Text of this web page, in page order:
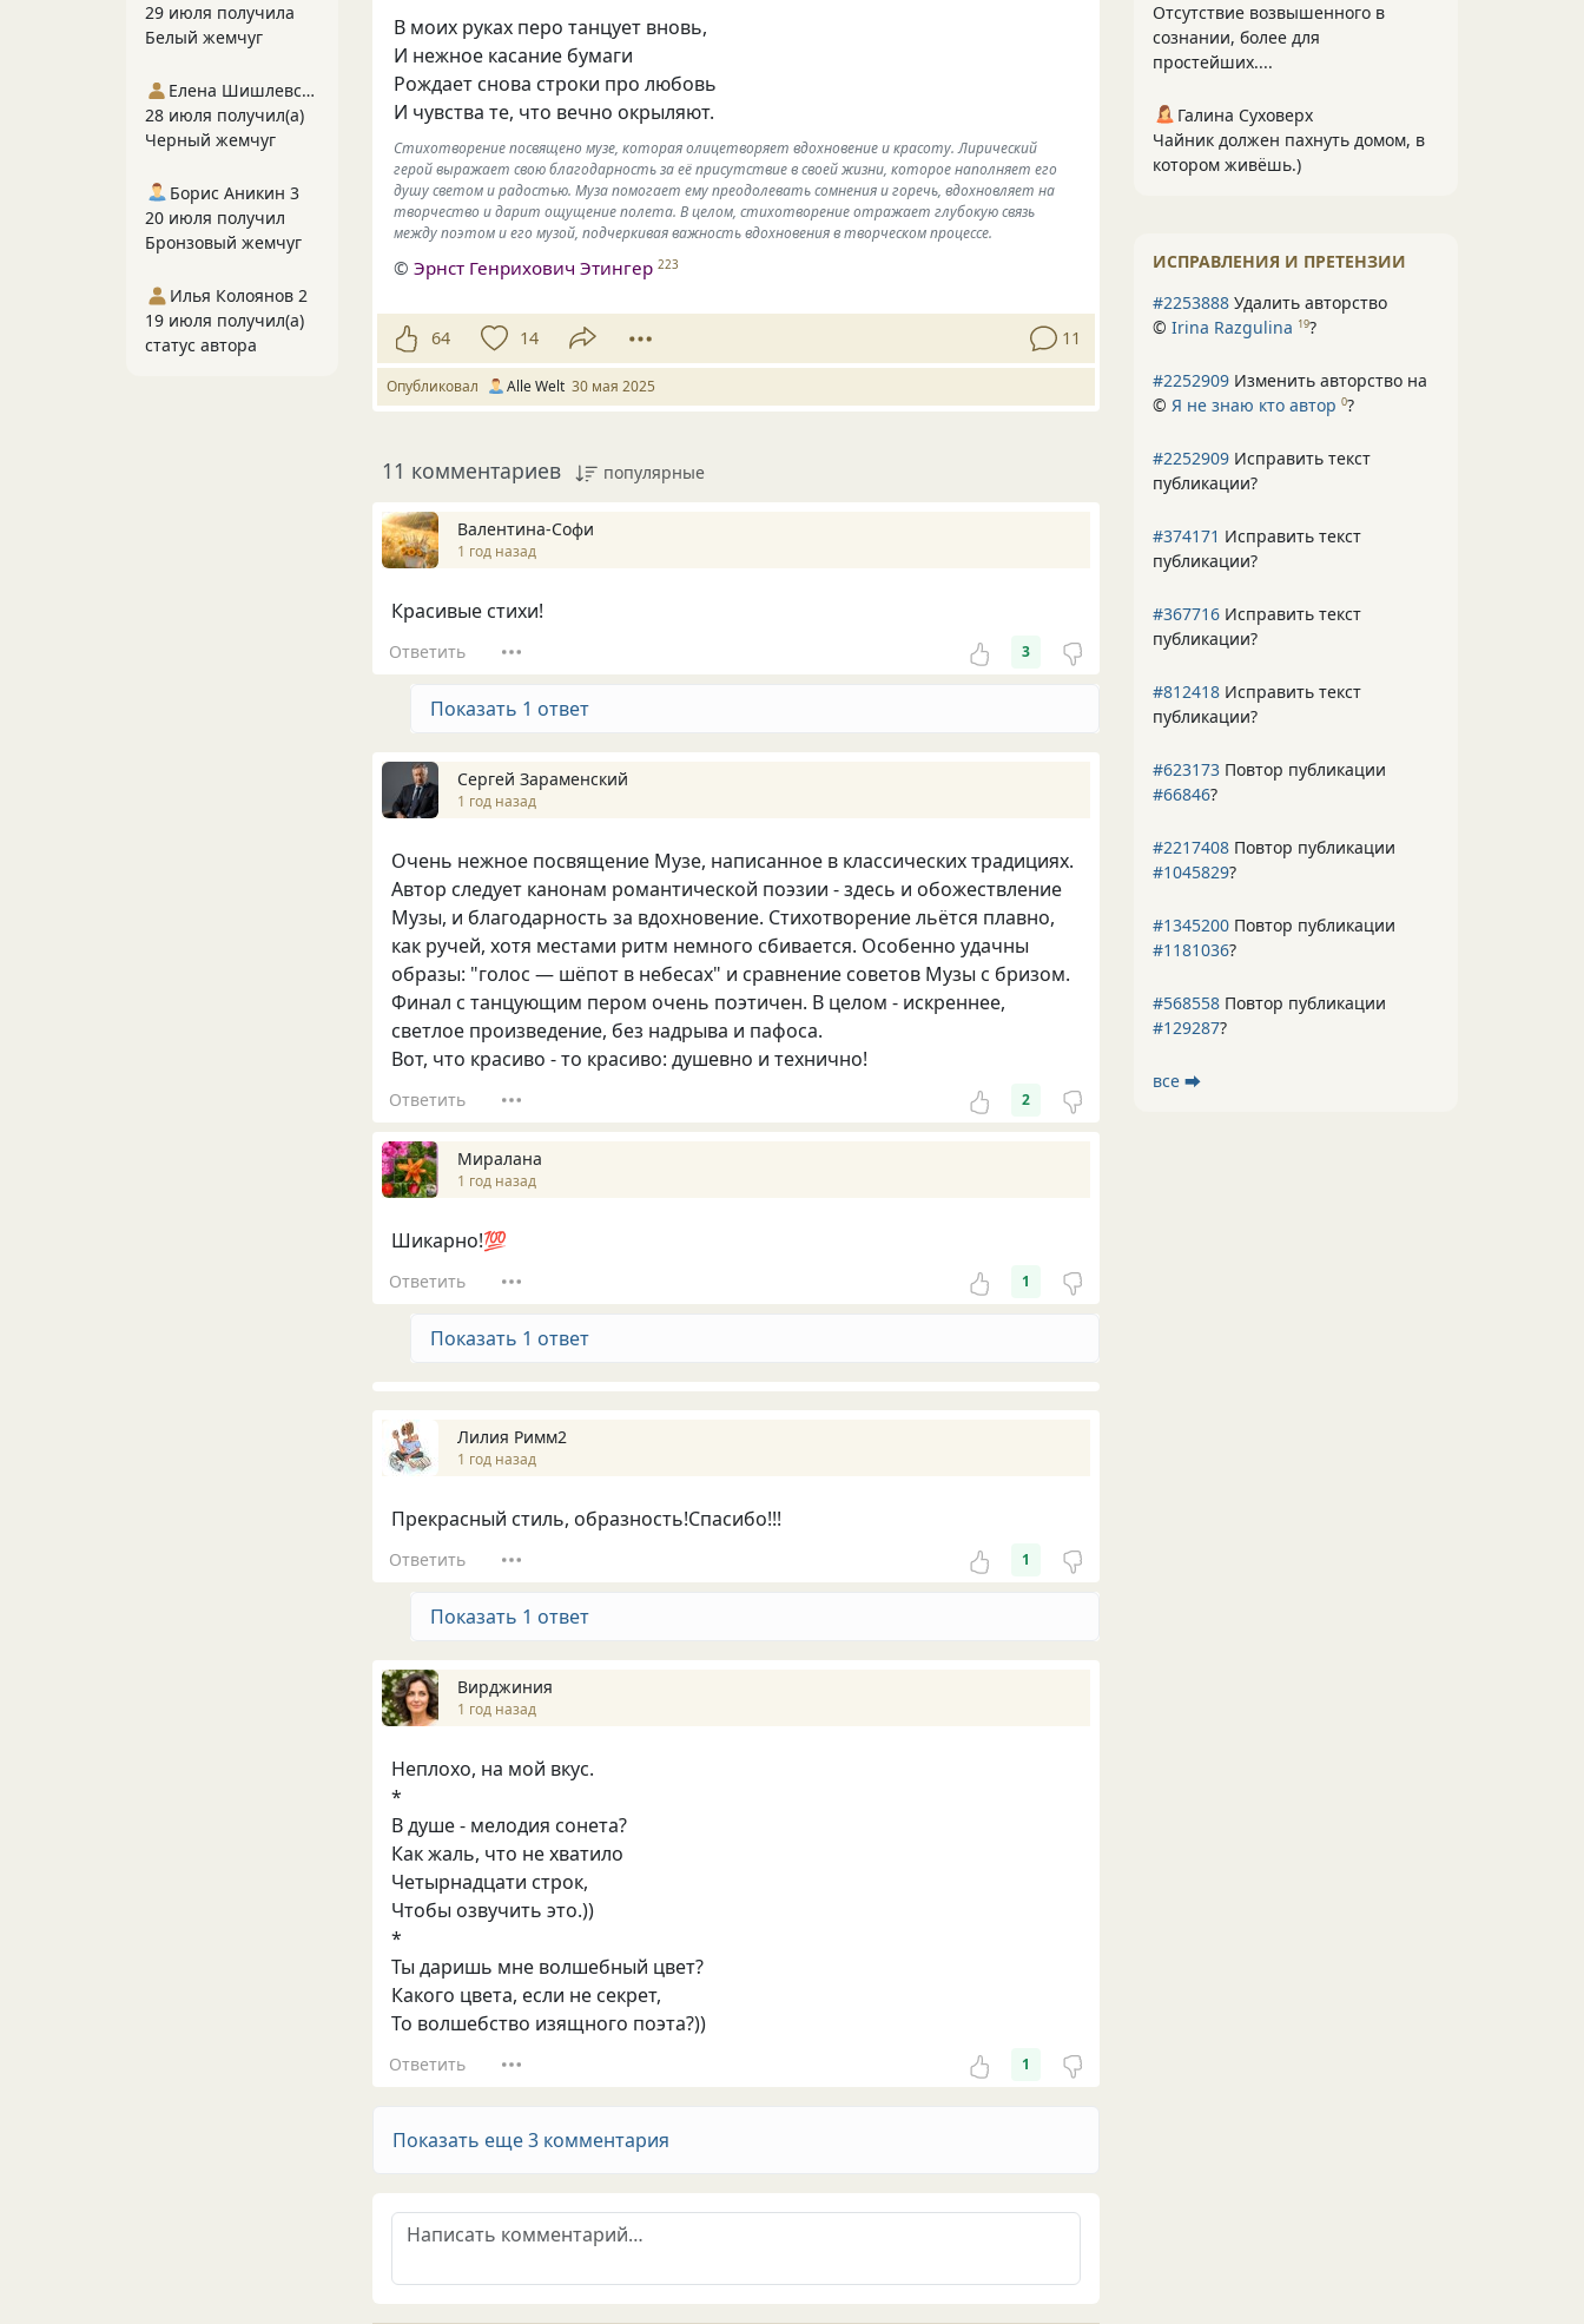
В моих руках перо танцует вновь,
И нежное касание бумаги
Рождает снова строки про любовь
И чувства те, что вечно окрыляют.
Стихотворение посвящено музе, которая олицетворяет вдохновение и красоту. Лирический
герой выражает свою благодарность за её присутствие в своей жизни, которое наполняет его
душу светом и радостью. Муза помогает ему преодолевать сомнения и горечь, вдохновляет на
творчество и дарит ощущение полета. В целом, стихотворение отражает глубокую связь
между поэтом и его музой, подчеркивая важность вдохновения в творческом процессе.
©Эрнст Генрихович Этингер 223
64 14 11
Опубликовал Alle Welt 30 мая 2025
11 комментариев популярные
Валентина-Софи
1 год назад
Красивые стихи!
Ответить 3
Показать 1 ответ
Сергей Зараменский
1 год назад
Очень нежное посвящение Музе, написанное в классических традициях.
Автор следует канонам романтической поэзии - здесь и обожествление
Музы, и благодарность за вдохновение. Стихотворение льётся плавно,
как ручей, хотя местами ритм немного сбивается. Особенно удачны
образы: "голос — шёпот в небесах" и сравнение советов Музы с бризом.
Финал с танцующим пером очень поэтичен. В целом - искреннее,
светлое произведение, без надрыва и пафоса.
Вот, что красиво - то красиво: душевно и технично!
Ответить 2
Миралана
1 год назад
Шикарно!💯
Ответить 1
Показать 1 ответ
Лилия Римм2
1 год назад
Прекрасный стиль, образность!Спасибо!!!
Ответить 1
Показать 1 ответ
Вирджиния
1 год назад
Неплохо, на мой вкус.
*
В душе - мелодия сонета?
Как жаль, что не хватило
Четырнадцати строк,
Чтобы озвучить это.))
*
Ты даришь мне волшебный цвет?
Какого цвета, если не секрет,
То волшебство изящного поэта?))
Ответить 1
Показать еще 3 комментария
Отсутствие возвышенного в
сознании, более для
простейших....
Галина Суховерх
Чайник должен пахнуть домом, в
котором живёшь.)
ИСПРАВЛЕНИЯ И ПРЕТЕНЗИИ
#2253888 Удалить авторство
© Irina Razgulina 19?
#2252909 Изменить авторство на
© Я не знаю кто автор 0?
#2252909 Исправить текст
публикации?
#374171 Исправить текст
публикации?
#367716 Исправить текст
публикации?
#812418 Исправить текст
публикации?
#623173 Повтор публикации
#66846?
#2217408 Повтор публикации
#1045829?
#1345200 Повтор публикации
#1181036?
#568558 Повтор публикации
#129287?
все ⮕
29 июля получила
Белый жемчуг
Елена Шишлевская
28 июля получил(а)
Черный жемчуг
Борис Аникин 3
20 июля получил
Бронзовый жемчуг
Илья Колоянов 2
19 июля получил(а)
статус автора